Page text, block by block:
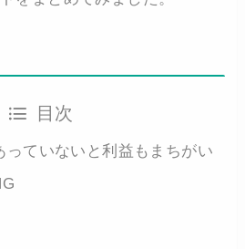
目次
っていないと利益もまちがい